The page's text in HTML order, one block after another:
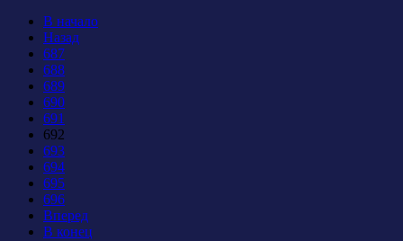
В начало
Назад
687
688
689
690
691
692
693
694
695
696
Вперед
В конец